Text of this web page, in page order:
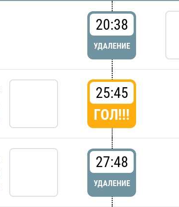
20:38
УДАЛЕНИЕ
25:45
ГОЛ!!!
27:48
УДАЛЕНИЕ